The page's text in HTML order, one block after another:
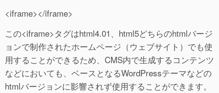
<iframe></iframe>
この<iframe>タグはhtml4.01、html5どちらのhtmlバージ
ョンで制作されたホームページ（ウェブサイト）でも使
用することができるため、CMS内で生成するコンテンツ
などにおいても、ベースとなるWordPressテーマなどの
htmlバージョンに影響されず使用することができます。